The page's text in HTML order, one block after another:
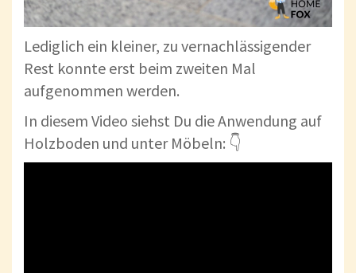
Lediglich ein kleiner, zu vernachlässigender
Rest konnte erst beim zweiten Mal
aufgenommen werden.
In diesem Video siehst Du die Anwendung auf
Holzboden und unter Möbeln: 👇